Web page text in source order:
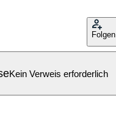
Folgen
Kein Verweis erforderlich